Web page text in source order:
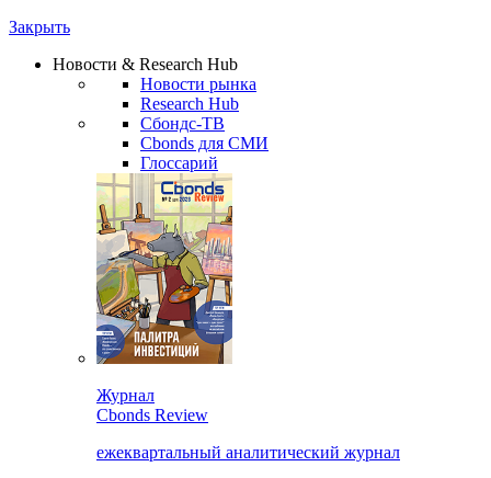
Закрыть
Новости & Research Hub
Новости рынка
Research Hub
Сбондс-ТВ
Cbonds для СМИ
Глоссарий
Журнал
Cbonds Review
ежеквартальный аналитический журнал